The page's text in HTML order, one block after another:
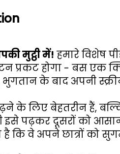
मुट्ठी में! हमारे विशेष
प्रकट होगा - बस
भुगतान के बाद अपनी
लिए बेहतरीन हैं, बल्कि
इसे पढ़कर दूसरों को
कि वे अपने छात्रों को